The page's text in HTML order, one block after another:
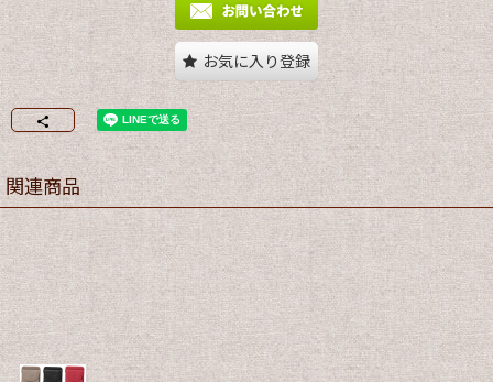
お気に入り登録
関連商品